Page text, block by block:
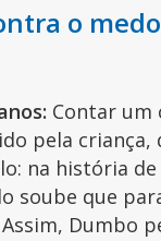
o
Contar um
pela
na história
soube que
Dumbo